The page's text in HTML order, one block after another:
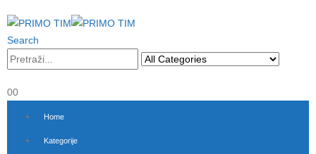
Search
00
Home
Kategorije